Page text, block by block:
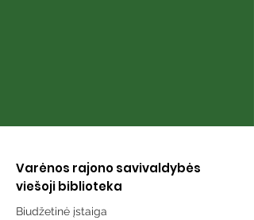
Varėnos rajono savivaldybės
viešoji biblioteka
Biudžetinė įstaiga